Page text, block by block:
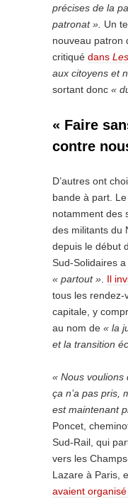
précises de la
patronat ». Un
nouveau patron
critiqué dans
aux citoyens et
sortant donc «
« Faire
contre
D’autres ont
bande à part.
notamment des
des militants du
depuis le début
Sud-Solidaires a
« partout » Il
tous les rendez-
capitale, y
au nom de « la
et la transition
« Nous voulions
ça n’a pas pris,
est maintenant
Poncet,
Sud-Rail, qui
vers les
Lazare à Paris,
avaient